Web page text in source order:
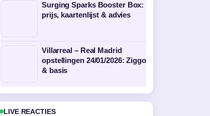
Surging Sparks Booster Box:
prijs, kaartenlijst & advies
Villarreal – Real Madrid
opstellingen 24/01/2026: Ziggo
& basis
LIVE REACTIES